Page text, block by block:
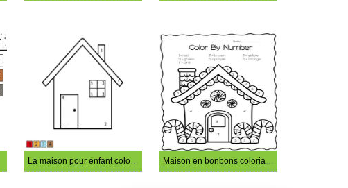
La maison pour enfant coloriage magique Maison en bonbons coloriage magique